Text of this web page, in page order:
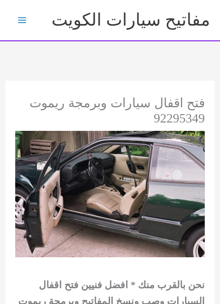
إلى
المحتوى
مفاتيح سيارات الكويت
فتح اقفال سيارات وبرمجة ريموت
92295349
نحن بالقرب منك * افضل فنيين فتح اقفال
السيارات وصب ونسخ المفاتيح وبرمجة ريموت